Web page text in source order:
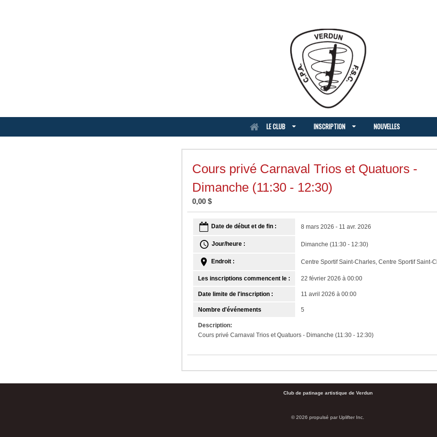
LE CLUB INSCRIPTION NOUVELLES
Cours privé Carnaval Trios et Quatuors -
Dimanche (11:30 - 12:30)
0,00 $
Date de début et de fin : 8 mars 2026 - 11 avr. 2026
Jour/heure : Dimanche (11:30 - 12:30)
Endroit : Centre Sportif Saint-Charles, Centre Sportif Saint-
Les inscriptions commencent le : 22 février 2026 à 00:00
Date limite de l'inscription : 11 avril 2026 à 00:00
Nombre d'événements 5
Description:
Cours privé Carnaval Trios et Quatuors - Dimanche (11:30 - 12:30)
Club de patinage artistique de Verdun
© 2026 propulsé parUplifter Inc.